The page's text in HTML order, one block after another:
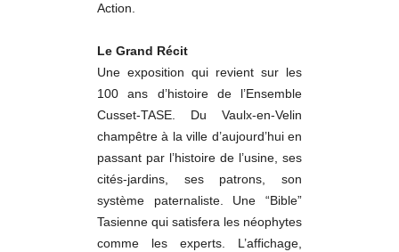
Action.
Le Grand Récit
Une exposition qui revient sur les
100 ans d’histoire de l’Ensemble
Cusset-TASE. Du Vaulx-en-Velin
champêtre à la ville d’aujourd’hui en
passant par l’histoire de l’usine, ses
cités-jardins, ses patrons, son
système paternaliste. Une “Bible”
Tasienne qui satisfera les néophytes
comme les experts. L’affichage,